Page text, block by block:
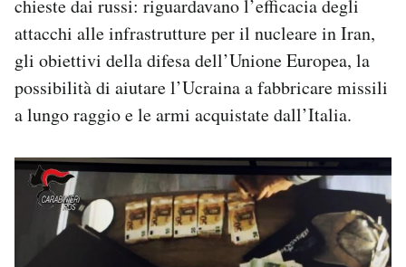
chieste dai russi: riguardavano l’efficacia degli
attacchi alle infrastrutture per il nucleare in Iran,
gli obiettivi della difesa dell’Unione Europea, la
possibilità di aiutare l’Ucraina a fabbricare missili
a lungo raggio e le armi acquistate dall’Italia.